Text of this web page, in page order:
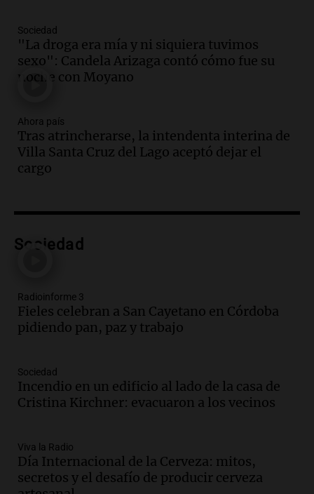
mediante delivery
Panorama Federal
Episodios
Audio. El alzobispo García Cueva llama a
Panorama Federal
Episodios
Audio.La inflación en Buenos Aires
alcanza el 2,9% en julio, generando
Audio.
Panorama Federal
Episodios
Audio.Docentes de Jujuy denuncian
Panorama Federal
Episodios
Audio.Siniestro vial en Salta: una mujer
vehículo
Panorama Federal
Episodios
Audio.
Docentes de Jujuy enfrentan
Sociedad
"La droga era mía y ni siquiera tuvimos
sexo": Candela Arizaga contó cómo fue su
noche con Moyano
Ahora país
Tras atrincherarse, la intendenta interina de
Villa Santa Cruz del Lago aceptó dejar el
cargo
Sociedad
Radioinforme 3
Fieles celebran a San Cayetano en Córdoba
pidiendo pan, paz y trabajo
Sociedad
Incendio en un edificio al lado de la casa de
Cristina Kirchner: evacuaron a los vecinos
Viva la Radio
Día Internacional de la Cerveza: mitos,
secretos y el desafío de producir cerveza